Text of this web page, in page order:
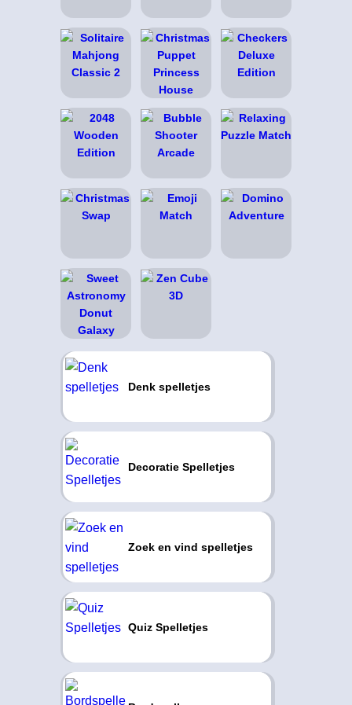
Denk spelletjes
Decoratie Spelletjes
Zoek en vind spelletjes
Quiz Spelletjes